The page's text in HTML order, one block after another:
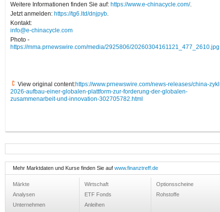
Weitere Informationen finden Sie auf: https://www.e-chinacycle.com/.
Jetzt anmelden: https://tg6.ltd/dnjpyb.
Kontakt:
info@e-chinacycle.com
Photo -
https://mma.prnewswire.com/media/2925806/20260304161121_477_2610.jpg
View original content:https://www.prnewswire.com/news-releases/china-
2026-aufbau-einer-globalen-plattform-zur-forderung-der-globalen-
zusammenarbeit-und-innovation-302705782.html
Mehr Marktdaten und Kurse finden Sie auf www.finanztreff.de
Märkte
Analysen
Unternehmen
Wirtschaft
ETF Fonds
Anleihen
Optionsscheine
Rohstoffe